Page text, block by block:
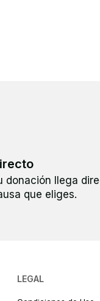
donación llega
que eliges.
LEGAL